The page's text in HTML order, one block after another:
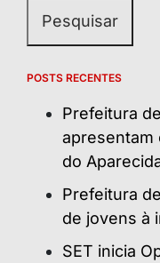
POSTS RECENTES
Prefeitura
apresentam
do
Prefeitura
de jovens à
SET inicia